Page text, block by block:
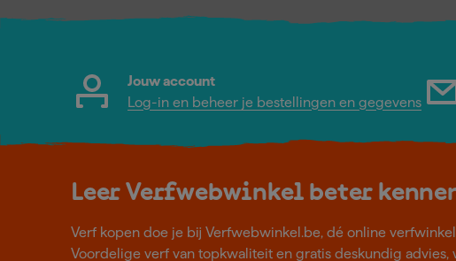
Jouw account
Log-in en beheer je bestellingen en gegevens
Leer Verfwebwinkel beter
Verf kopen doe je bij Verfwebwinkel.be, dé online
Voordelige verf van topkwaliteit en gratis deskundig advies,